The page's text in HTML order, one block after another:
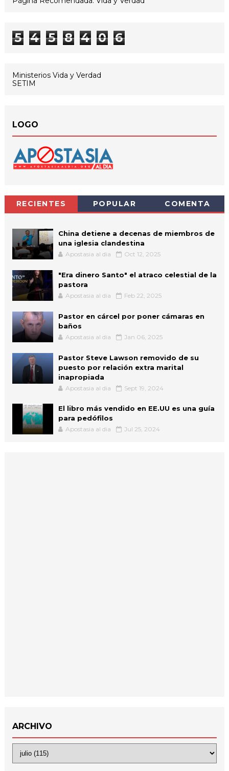
5 4 5 8 4 0 6
Ministerios Vida y Verdad
SETIM
LOGO
RECIENTES POPULAR COMENTA
China detiene a decenas de miembros de
una iglesia clandestina
Apostasia al dia Oct 12, 2025
"Era dinero Santo" el atraco celestial de la
pastora
Apostasia al dia Feb 22, 2025
Pastor en cárcel por poner cámaras en
baños
Apostasia al dia Jan 06, 2025
Pastor Steve Lawson removido de su
puesto por relación extra marital
inapropiada
Apostasia al dia Sept 19, 2024
El libro más vendido en EE.UU es una guía
para pedófilos
Apostasia al dia Jul 25, 2024
ARCHIVO